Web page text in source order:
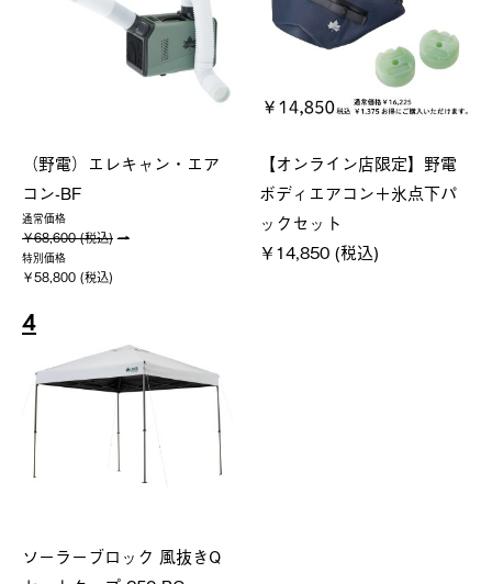
（野電）エレキャン・エア
コン-BF
通常価格
￥68,600 (税込)
特別価格
￥58,800 (税込)
【オンライン店限定】野電
ボディエアコン＋氷点下パ
ックセット
￥14,850 (税込)
4
ソーラーブロック 風抜きQ